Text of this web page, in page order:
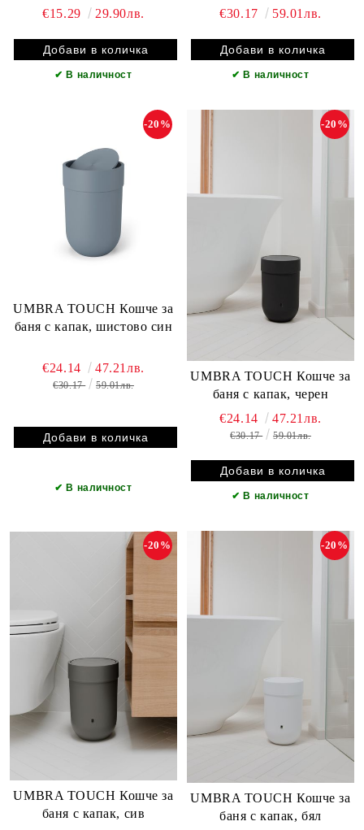
ленти, бял
€15.29 29.90лв.
✔ В наличност
лепилни ленти, бял
€30.17 59.01лв.
✔ В наличност
UMBRA TOUCH Кошче за
баня с капак, шистово син
-20%
€24.14 47.21лв.
€30.17 59.01лв.
✔ В наличност
UMBRA TOUCH Кошче за
баня с капак, черен
-20%
€24.14 47.21лв.
€30.17 59.01лв.
✔ В наличност
UMBRA TOUCH Кошче за
баня с капак, сив
-20%
UMBRA TOUCH Кошче за
баня с капак, бял
-20%